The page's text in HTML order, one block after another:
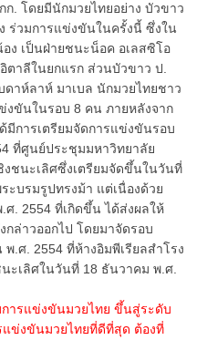
. โดยมีนักมวยไทยอย่าง บัวขาว
ร่วมการแข่งขันในครั้งนี้ ซึ่งใน
ง เป็นฝ่ายชนะน็อค อเลสซิโอ
ตาลีในยกแรก ส่วนบัวขาว ป.
าห์ลาห์ มาเบล นักมวยไทยชาว
งขันในรอบ 8 คน ภายหลังจาก
มีการเตรียมจัดการแข่งขันรอบ
ที่ศูนย์ประชุมมหาวิทยาลัย
ชนะเลิศซึ่งเตรียมจัดขึ้นในวันที่
ะบรมรูปทรงม้า แต่เนื่องด้วย
. 2554 ที่เกิดขึ้น ได้ส่งผลให้
ล่าวออกไป โดยมาจัดรอบ
.ศ. 2554 ที่ห้างอิมพีเรียลสำโรง
ะเลิศในวันที่ 18 ธันวาคม พ.ศ.
การแข่งขันมวยไทย ขึ้นสู่ระดับ
แข่งขันมวยไทยที่ดีที่สุด ต้องที่